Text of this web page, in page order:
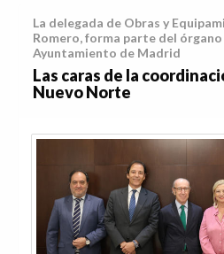
La delegada de Obras y
Romero, forma parte del
Ayuntamiento de Madrid
Las caras de la
Nuevo Norte